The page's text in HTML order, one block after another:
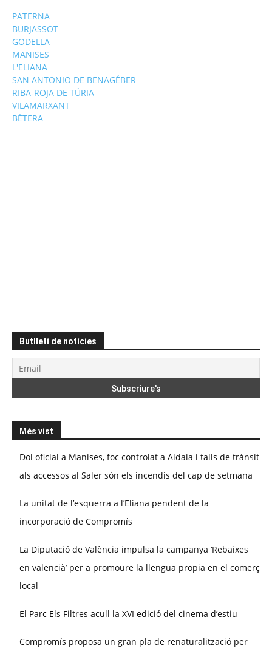
PATERNA
BURJASSOT
GODELLA
MANISES
L'ELIANA
SAN ANTONIO DE BENAGÉBER
RIBA-ROJA DE TÚRIA
VILAMARXANT
BÉTERA
Butlletí de notícies
Més vist
Dol oficial a Manises, foc controlat a Aldaia i talls de trànsit
als accessos al Saler són els incendis del cap de setmana
La unitat de l’esquerra a l’Eliana pendent de la
incorporació de Compromís
La Diputació de València impulsa la campanya ‘Rebaixes
en valencià’ per a promoure la llengua propia en el comerç
local
El Parc Els Filtres acull la XVI edició del cinema d’estiu
Compromís proposa un gran pla de renaturalització per